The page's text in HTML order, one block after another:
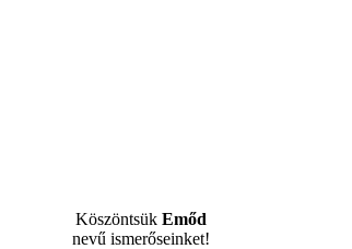
Köszöntsük Emőd
nevű ismerőseinket!